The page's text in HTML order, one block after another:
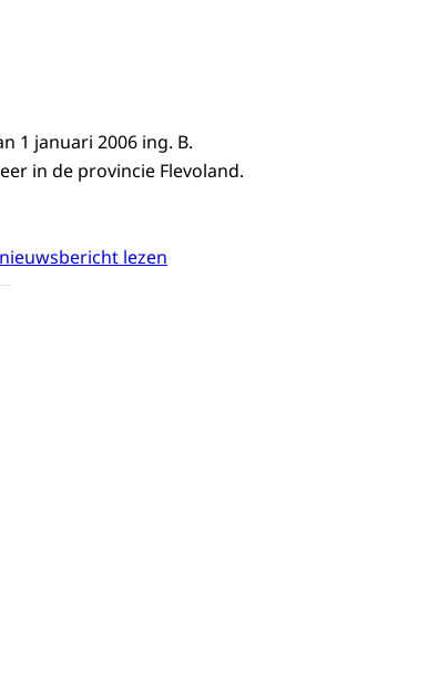
1 januari 2006 ing. B.
in de provincie Flevoland.
lezen